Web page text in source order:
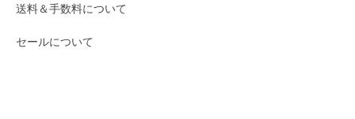
送料＆手数料について
セールについて